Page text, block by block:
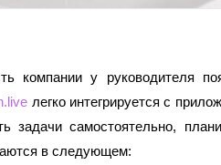
компании у руководителя
легко интегрируется с
задачи самостоятельно,
в следующем: